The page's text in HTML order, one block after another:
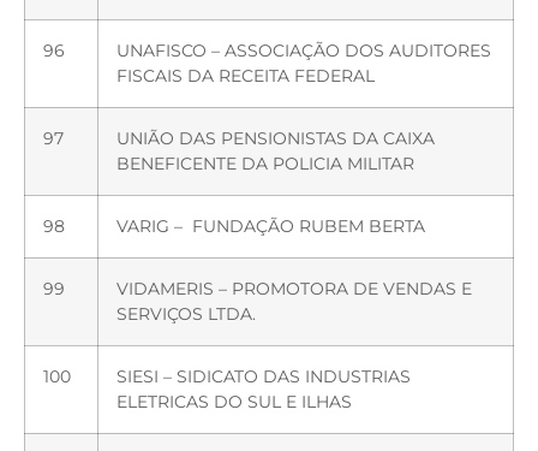
96
UNAFISCO – ASSOCIAÇÃO DOS AUDITORES
FISCAIS DA RECEITA FEDERAL
97
UNIÃO DAS PENSIONISTAS DA CAIXA
BENEFICENTE DA POLICIA MILITAR
98 VARIG – FUNDAÇÃO RUBEM BERTA
99
VIDAMERIS – PROMOTORA DE VENDAS E
SERVIÇOS LTDA.
100
SIESI – SIDICATO DAS INDUSTRIAS
ELETRICAS DO SUL E ILHAS